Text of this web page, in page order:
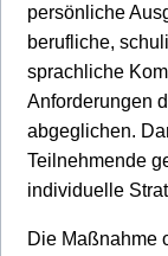
persönliche
berufliche,
sprachliche
Anforderungen
abgeglichen.
Teilnehmende
individuelle
Die Maßnahme